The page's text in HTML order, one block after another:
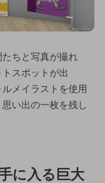
ちと写真が撮れ
スポットが出
メイラストを使用
い出の一枚を残し
に入る巨大